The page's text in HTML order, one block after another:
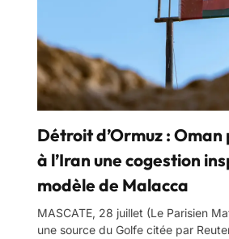
Détroit d’Ormuz : Oman
à l’Iran une cogestion
modèle de Malacca
MASCATE, 28 juillet (Le Parisien
une source du Golfe citée par